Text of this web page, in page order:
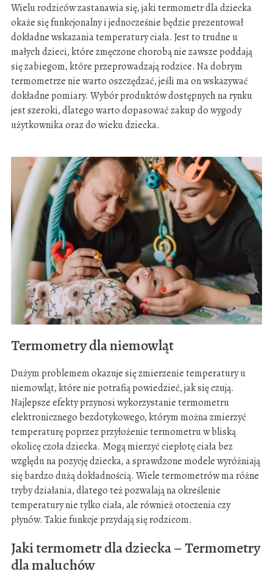
Wielu rodziców zastanawia się, jaki termometr dla dziecka
okaże się funkcjonalny i jednocześnie będzie prezentował
dokładne wskazania temperatury ciała. Jest to trudne u
małych dzieci, które zmęczone chorobą nie zawsze poddają
się zabiegom, które przeprowadzają rodzice. Na dobrym
termometrze nie warto oszczędzać, jeśli ma on wskazywać
dokładne pomiary. Wybór produktów dostępnych na rynku
jest szeroki, dlatego warto dopasować zakup do wygody
użytkownika oraz do wieku dziecka.
Termometry dla niemowląt
Dużym problemem okazuje się zmierzenie temperatury u
niemowląt, które nie potrafią powiedzieć, jak się czują.
Najlepsze efekty przynosi wykorzystanie termometru
elektronicznego bezdotykowego, którym można zmierzyć
temperaturę poprzez przyłożenie termometru w bliską
okolicę czoła dziecka. Mogą mierzyć ciepłotę ciała bez
względu na pozycję dziecka, a sprawdzone modele wyróżniają
się bardzo dużą dokładnością. Wiele termometrów ma różne
tryby działania, dlatego też pozwalają na określenie
temperatury nie tylko ciała, ale również otoczenia czy
płynów. Takie funkcje przydają się rodzicom.
Jaki termometr dla dziecka – Termometry
dla maluchów